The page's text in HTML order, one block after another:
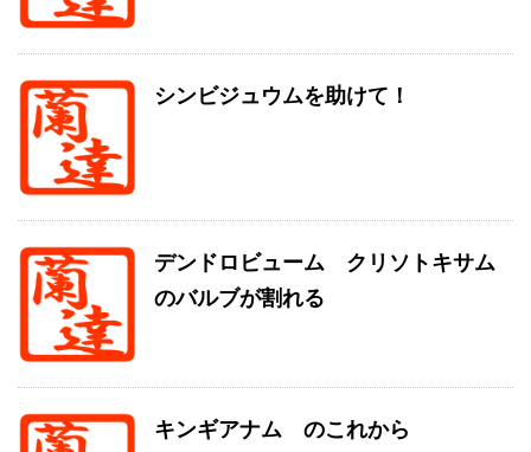
シンビジュウムを助けて！
デンドロビューム クリソトキサム
のバルブが割れる
キンギアナム のこれから